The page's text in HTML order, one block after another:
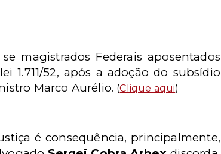
magistrados Federais aposentados
1.711/52, após a adoção do subsídio
Marco Aurélio. (Clique aqui)
é consequência, principalmente,